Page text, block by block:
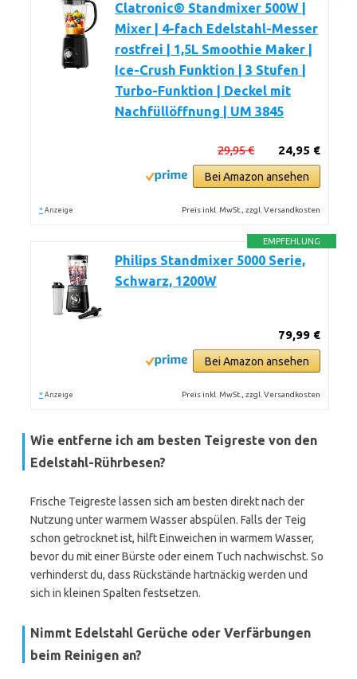
Clatronic® Standmixer 500W |
Mixer | 4-fach Edelstahl-Messer
rostfrei | 1,5L Smoothie Maker |
Ice-Crush Funktion | 3 Stufen |
Turbo-Funktion | Deckel mit
Nachfüllöffnung | UM 3845
24,95 €
29,95 €
Bei Amazon ansehen
* Anzeige Preis inkl. MwSt., zzgl. Versandkosten
EMPFEHLUNG
Philips Standmixer 5000 Serie,
Schwarz, 1200W
79,99 €
Bei Amazon ansehen
* Anzeige Preis inkl. MwSt., zzgl. Versandkosten
Wie entferne ich am besten Teigreste von den
Edelstahl-Rührbesen?
Frische Teigreste lassen sich am besten direkt nach der
Nutzung unter warmem Wasser abspülen. Falls der Teig
schon getrocknet ist, hilft Einweichen in warmem Wasser,
bevor du mit einer Bürste oder einem Tuch nachwischst. So
verhinderst du, dass Rückstände hartnäckig werden und
sich in kleinen Spalten festsetzen.
Nimmt Edelstahl Gerüche oder Verfärbungen
beim Reinigen an?